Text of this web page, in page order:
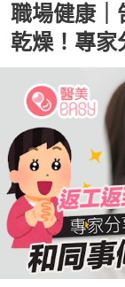
職場健康｜
乾燥！專